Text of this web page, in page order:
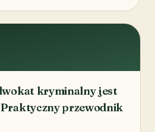
kryminalny jest
Praktyczny przewodnik